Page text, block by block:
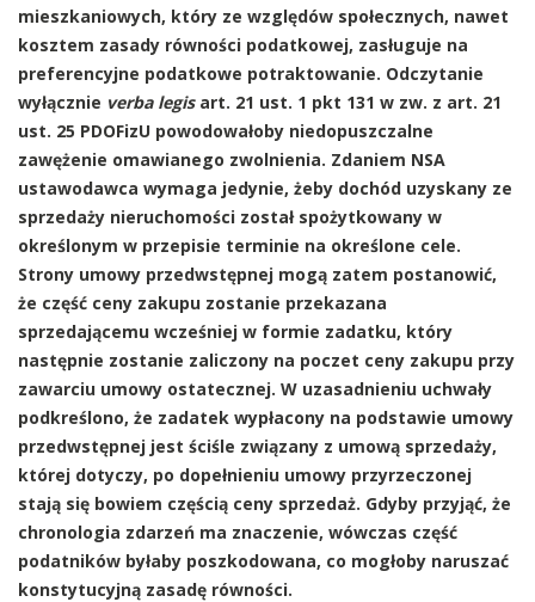
mieszkaniowych, który ze względów społecznych, nawet
kosztem zasady równości podatkowej, zasługuje na
preferencyjne podatkowe potraktowanie. Odczytanie
wyłącznie verba legisart. 21 ust. 1 pkt 131 w zw. z art. 21
ust. 25 PDOFizU powodowałoby niedopuszczalne
zawężenie omawianego zwolnienia. Zdaniem NSA
ustawodawca wymaga jedynie, żeby dochód uzyskany ze
sprzedaży nieruchomości został spożytkowany w
określonym w przepisie terminie na określone cele.
Strony umowy przedwstępnej mogą zatem postanowić,
że część ceny zakupu zostanie przekazana
sprzedającemu wcześniej w formie zadatku, który
następnie zostanie zaliczony na poczet ceny zakupu przy
zawarciu umowy ostatecznej. W uzasadnieniu uchwały
podkreślono, że zadatek wypłacony na podstawie umowy
przedwstępnej jest ściśle związany z umową sprzedaży,
której dotyczy, po dopełnieniu umowy przyrzeczonej
stają się bowiem częścią ceny sprzedaż. Gdyby przyjąć, że
chronologia zdarzeń ma znaczenie, wówczas część
podatników byłaby poszkodowana, co mogłoby naruszać
konstytucyjną zasadę równości.